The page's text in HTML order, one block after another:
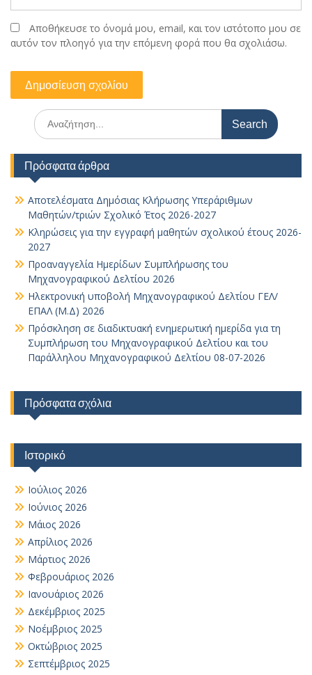
Αποθήκευσε το όνομά μου, email, και τον ιστότοπο μου σε
αυτόν τον πλοηγό για την επόμενη φορά που θα σχολιάσω.
Search
for:
Πρόσφατα άρθρα
Αποτελέσματα Δημόσιας Κλήρωσης Υπεράριθμων
Μαθητών/τριών Σχολικό Έτος 2026-2027
Κληρώσεις για την εγγραφή μαθητών σχολικού έτους 2026-
2027
Προαναγγελία Ημερίδων Συμπλήρωσης του
Μηχανογραφικού Δελτίου 2026
Ηλεκτρονική υποβολή Μηχανογραφικού Δελτίου ΓΕΛ/
ΕΠΑΛ (Μ.Δ) 2026
Πρόσκληση σε διαδικτυακή ενημερωτική ημερίδα για τη
Συμπλήρωση του Μηχανογραφικού Δελτίου και του
Παράλληλου Μηχανογραφικού Δελτίου 08-07-2026
Πρόσφατα σχόλια
Ιστορικό
Ιούλιος 2026
Ιούνιος 2026
Μάιος 2026
Απρίλιος 2026
Μάρτιος 2026
Φεβρουάριος 2026
Ιανουάριος 2026
Δεκέμβριος 2025
Νοέμβριος 2025
Οκτώβριος 2025
Σεπτέμβριος 2025